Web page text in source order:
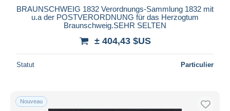
BRAUNSCHWEIG 1832 Verordnungs-Sammlung 1832 mit
u.a der POSTVERORDNUNG für das Herzogtum
Braunschweig.SEHR SELTEN
± 404,43 $US
Statut Particulier
Nouveau